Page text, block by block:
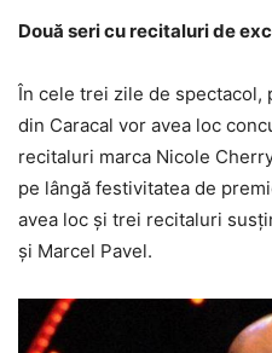
Două seri cu recitaluri de
În cele trei zile de spectacol,
din Caracal vor avea loc
recitaluri marca Nicole
pe lângă festivitatea de
avea loc şi trei recitaluri
și Marcel Pavel.